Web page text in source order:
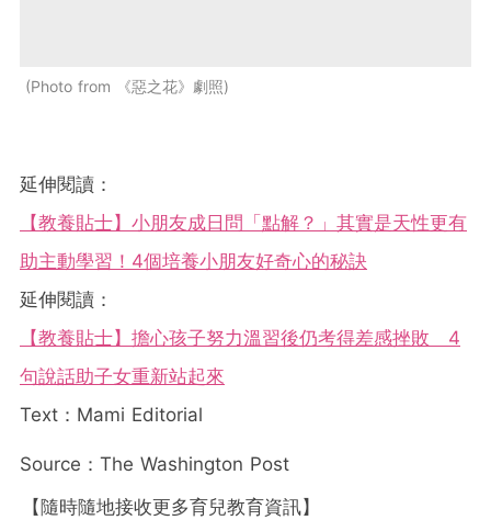
Photo from 《惡之花》劇照
延伸閱讀：
【教養貼士】小朋友成日問「點解？」其實是天性更有
助主動學習！4個培養小朋友好奇心的秘訣
延伸閱讀：
【教養貼士】擔心孩子努力溫習後仍考得差感挫敗 4
句說話助子女重新站起來
Text：Mami Editorial
Source：The Washington Post
【隨時隨地接收更多育兒教育資訊】